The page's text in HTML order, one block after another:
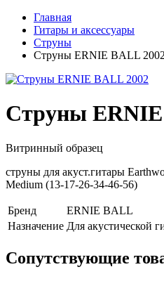
Главная
Гитары и аксессуары
Струны
Струны ERNIE BALL 2002
Струны
Витринный образец
струны для акуст.гитары
Medium (13-17-26-34-46-56)
Бренд
ERNIE BALL
Назначение Для акустической
Сопутствующие